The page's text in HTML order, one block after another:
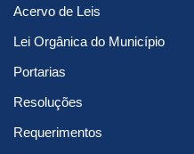
Acervo de Leis
Lei Orgânica do Município
Portarias
Resoluções
Requerimentos